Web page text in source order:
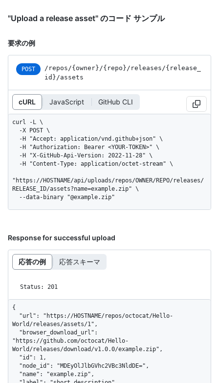
"Upload a release asset" のコード サンプル
要求の例
POST /repos /{owner} /{repo} /releases /{release_
id} /assets
cURL JavaScript GitHub CLI
curl -L \
"https://HOSTNAME/api/uploads/repos/OWNER/REPO/releases/
RELEASE_ID/assets?name=example.zip" \
  --data-binary "@example.zip"
Response for successful upload
応答の例 応答スキーマ
Status: 201
{
World/releases/assets/1",
"https://github.com/octocat/Hello-
World/releases/download/v1.0.0/example.zip",